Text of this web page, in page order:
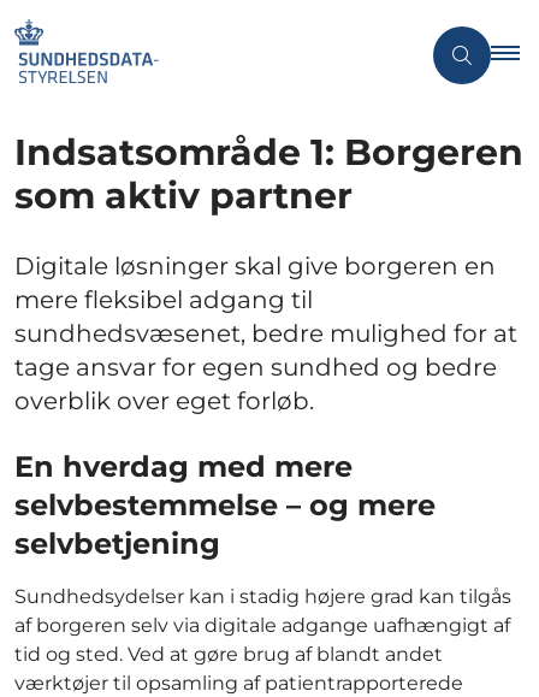
Indsatsområde 1: Borgeren
som aktiv partner
Digitale løsninger skal give borgeren en
mere fleksibel adgang til
sundhedsvæsenet, bedre mulighed for at
tage ansvar for egen sundhed og bedre
overblik over eget forløb.
En hverdag med mere
selvbestemmelse – og mere
selvbetjening
Sundhedsydelser kan i stadig højere grad kan tilgås
af borgeren selv via digitale adgange uafhængigt af
tid og sted. Ved at gøre brug af blandt andet
værktøjer til opsamling af patientrapporterede